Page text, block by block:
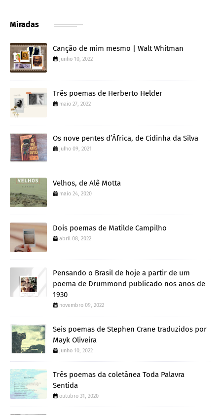
Miradas
Canção de mim mesmo | Walt Whitman
junho 10, 2022
Três poemas de Herberto Helder
maio 27, 2022
Os nove pentes d’África, de Cidinha da Silva
julho 09, 2021
Velhos, de Alê Motta
maio 24, 2020
Dois poemas de Matilde Campilho
abril 08, 2022
Pensando o Brasil de hoje a partir de um
poema de Drummond publicado nos anos de
1930
novembro 09, 2022
Seis poemas de Stephen Crane traduzidos por
Mayk Oliveira
junho 10, 2022
Três poemas da coletânea Toda Palavra
Sentida
outubro 31, 2020